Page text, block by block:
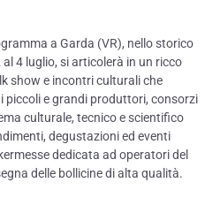
a Garda (VR), nello storico
4 luglio, si articolerà in un ricco
show e incontri culturali che
piccoli e grandi produttori, consorzi
culturale, tecnico e scientifico
degustazioni ed eventi
dedicata ad operatori del
delle bollicine di alta qualità.